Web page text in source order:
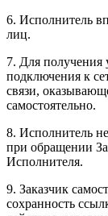
6. Исполнитель
лиц.
7. Для получения
подключения к
связи,
самостоятельно.
8. Исполнитель
при обращении
Исполнителя.
9. Заказчик
сохранность